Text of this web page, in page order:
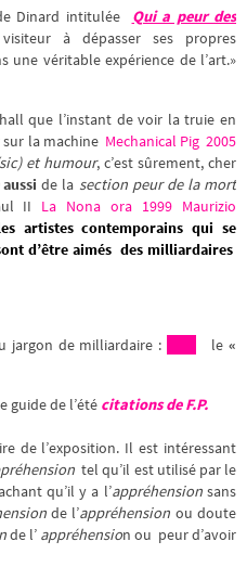
Dinard intitulée Qui a peur des
à dépasser ses propres
une véritable expérience de l’art.»
que l’instant de voir la truie en
la machine Mechanical Pig 2005
et humour, c’est sûrement, cher
de la section peur de la mort
II La Nona ora 1999 Maurizio
artistes contemporains qui se
d’être aimés des milliardaires
jargon de milliardaire : le«
guide de l’été citations de F.P.
de l’exposition. Il est intéressant
tel qu’il est utilisé par le
qu’il y a l’appréhensionsans
de l’appréhension ou doute
de l’ appréhension ou peur d’avoir